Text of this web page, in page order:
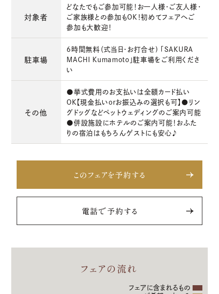
対象者
どなたでもご参加可能！お一人様・ご友人様・
ご家族様との参加もOK！初めてフェアへご
参加も大歓迎！
駐車場
6時間無料（式当日・お打合せ) 「SAKURA
MACHI Kumamoto」駐車場をご利用くださ
い
その他
●挙式費用のお支払いは全額カード払い
OK【現金払いorお振込みの選択も可】●リン
グドッグなどペットウェディングのご案内可能
●併設施設にホテルのご案内可能！おふた
りの宿泊はもちろんゲストにも安心♪
このフェアを予約する
電話で予約する
フェアの流れ
フェアに含まれるもの